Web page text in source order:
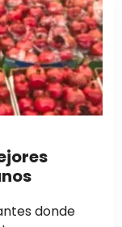
donde